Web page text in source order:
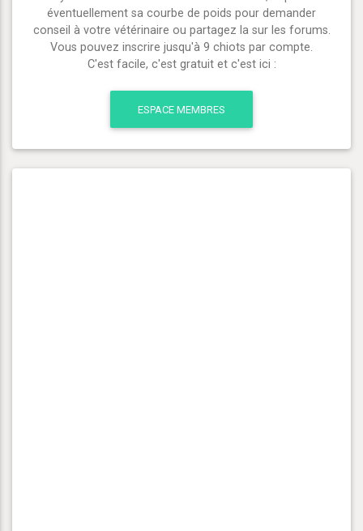
éventuellement sa courbe de poids pour demander
conseil à votre vétérinaire ou partagez la sur les forums.
Vous pouvez inscrire jusqu'à 9 chiots par compte.
C'est facile, c'est gratuit et c'est ici :
ESPACE MEMBRES